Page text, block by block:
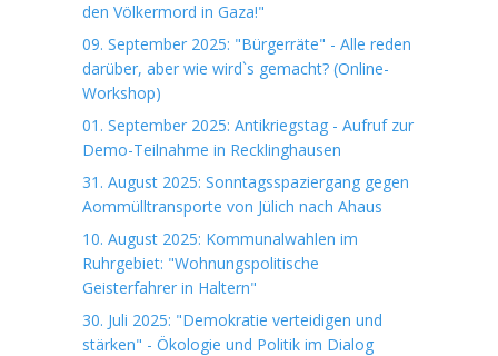
den Völkermord in Gaza!"
09. September 2025: "Bürgerräte" - Alle reden
darüber, aber wie wird`s gemacht? (Online-
Workshop)
01. September 2025: Antikriegstag - Aufruf zur
Demo-Teilnahme in Recklinghausen
31. August 2025: Sonntagsspaziergang gegen
Aommülltransporte von Jülich nach Ahaus
10. August 2025: Kommunalwahlen im
Ruhrgebiet: "Wohnungspolitische
Geisterfahrer in Haltern"
30. Juli 2025: "Demokratie verteidigen und
stärken" - Ökologie und Politik im Dialog